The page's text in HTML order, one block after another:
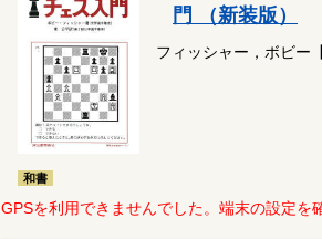
和書
門 （新装版）
フィッシャー，ボビー
GPSを利用できませんでした。端末の設定を